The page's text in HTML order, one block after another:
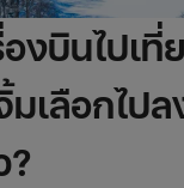
งบินไปเที่
เลือกไปล
?